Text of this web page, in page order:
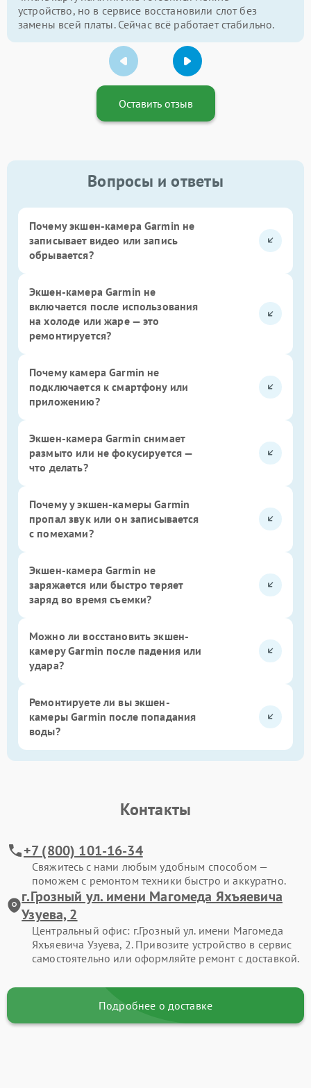
устройство, но в сервисе восстановили слот без
замены всей платы. Сейчас всё работает стабильно.
Оставить отзыв
Вопросы и ответы
Почему экшен-камера Garmin не
записывает видео или запись
обрывается?
Экшен-камера Garmin не
включается после использования
на холоде или жаре — это
ремонтируется?
Почему камера Garmin не
подключается к смартфону или
приложению?
Экшен-камера Garmin снимает
размыто или не фокусируется —
что делать?
Почему у экшен-камеры Garmin
пропал звук или он записывается
с помехами?
Экшен-камера Garmin не
заряжается или быстро теряет
заряд во время съемки?
Можно ли восстановить экшен-
камеру Garmin после падения или
удара?
Ремонтируете ли вы экшен-
камеры Garmin после попадания
воды?
Контакты
+7 (800) 101-16-34
Свяжитесь с нами любым удобным способом —
поможем с ремонтом техники быстро и аккуратно.
г.Грозный ул. имени Магомеда Яхъяевича
Узуева, 2
Центральный офис: г.Грозный ул. имени Магомеда
Яхъяевича Узуева, 2. Привозите устройство в сервис
самостоятельно или оформляйте ремонт с доставкой.
Подробнее о доставке